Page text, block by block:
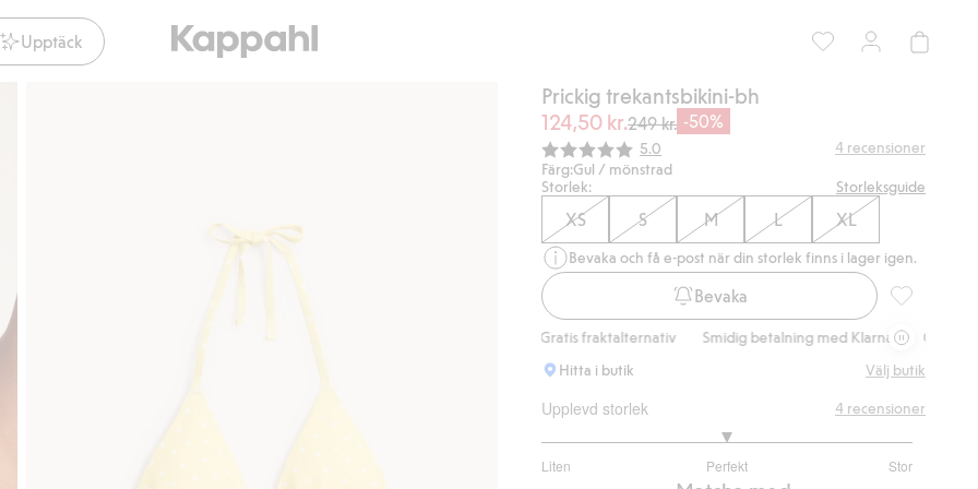
Upptäck
Prickig trekantsbikini-bh
124,50 kr.249 kr. -50%
Snittbetyg:
5.0 4 recensioner
Färg:Gul / mönstrad
Storlek:
Storleksguide
XS S M L XL
Bevaka och få e-post när din storlek finns i lager igen.
Bevaka
Gratis fraktalternativ Smidig betalning med Klarna.
Gratis
Hitta i butik
Välj butik
Upplevd storlek
Liten Perfekt Stor
utav
4 recensioner